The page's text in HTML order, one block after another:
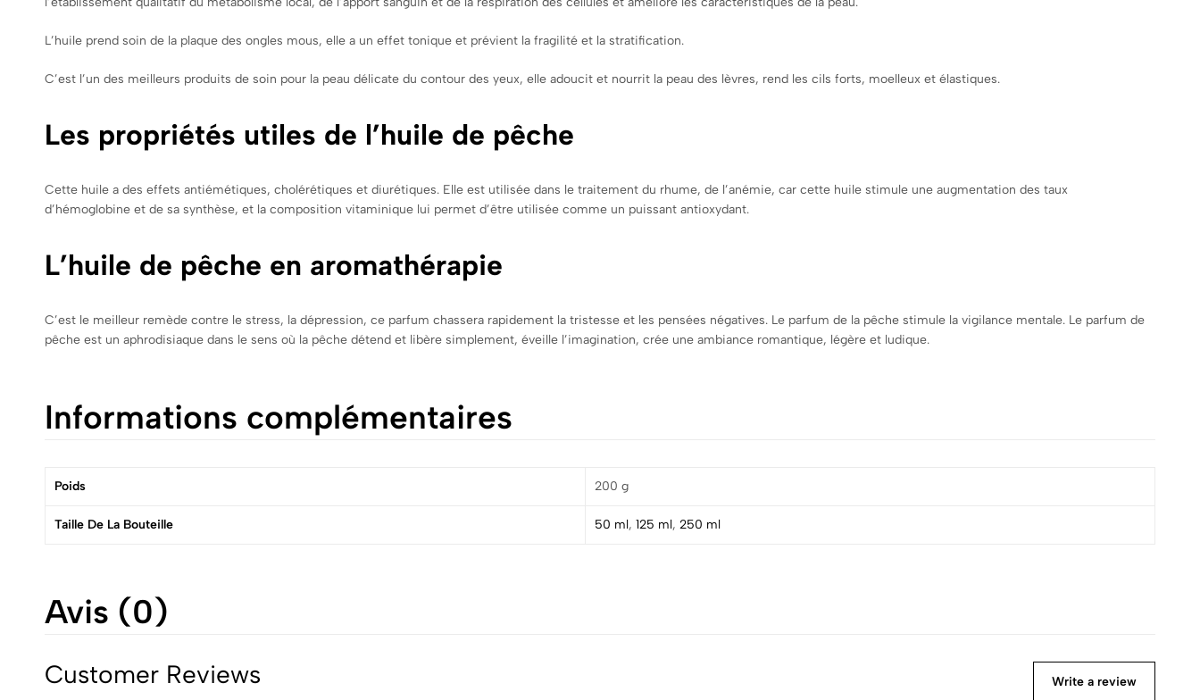
L’huile prend soin de la plaque des ongles mous, elle a un effet tonique et prévient la fragilité et la stratification.
C’est l’un des meilleurs produits de soin pour la peau délicate du contour des yeux, elle adoucit et nourrit la peau des lèvres, rend les cils forts, moelleux et élastiques.
Les propriétés utiles de l’huile de pêche
Cette huile a des effets antiémétiques, cholérétiques et diurétiques. Elle est utilisée dans le traitement du rhume, de l’anémie, car cette huile stimule une augmentation des taux
d’hémoglobine et de sa synthèse, et la composition vitaminique lui permet d’être utilisée comme un puissant antioxydant.
L’huile de pêche en aromathérapie
C’est le meilleur remède contre le stress, la dépression, ce parfum chassera rapidement la tristesse et les pensées négatives. Le parfum de la pêche stimule la vigilance mentale. Le parfum de
pêche est un aphrodisiaque dans le sens où la pêche détend et libère simplement, éveille l’imagination, crée une ambiance romantique, légère et ludique.
Informations complémentaires
Poids 200 g
Taille De La Bouteille 50 ml, 125 ml, 250 ml
Avis (0)
Customer Reviews Write a review